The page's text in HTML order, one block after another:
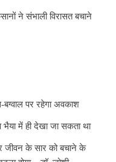
ने संभाली विरासत बचाने
बग्वाल पर रहेगा अवकाश
भैया में ही देखा जा सकता था
जीवन के सार को बचाने के